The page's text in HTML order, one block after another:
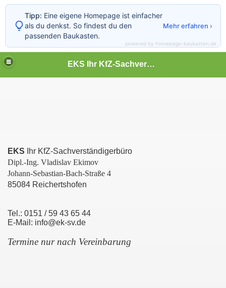
EKS Ihr KfZ-Sachverständiger
EKS Ihr KfZ-Sachverständigerbüro
Dipl.-Ing. Vladislav Ekimov
Johann-Sebastian-Bach-Straße 4
85084 Reichertshofen
Tel.: 0151 / 59 43 65 44
E-Mail: info@ek-sv.de
Termine nur nach Vereinbarung
Tipp: Eine eigene Homepage ist einfacher
als du denkst. So findest du den
passenden Baukasten.
Mehr erfahren ›
powered by homepage-baukasten.de